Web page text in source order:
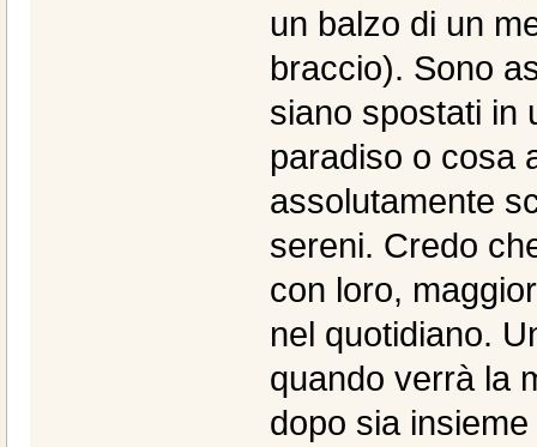
un balzo di un
braccio). Sono
siano spostati in
paradiso o cosa
assolutamente
sereni. Credo
con loro,
nel quotidiano.
quando verrà la
dopo sia